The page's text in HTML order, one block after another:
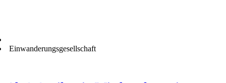
Einwanderungsgesellschaft